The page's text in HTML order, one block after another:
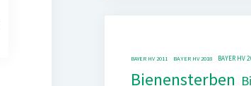
BAYER HV 2011 BAYER HV 2018 BAYER HV
Bienensterben